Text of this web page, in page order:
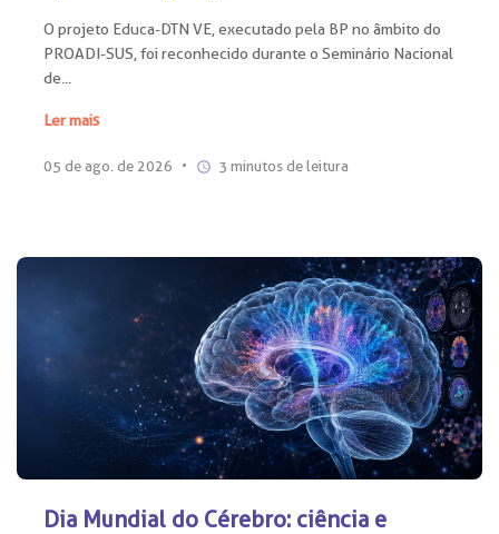
O projeto Educa-DTN VE, executado pela BP no âmbito do
PROADI-SUS, foi reconhecido durante o Seminário Nacional
de...
Ler mais
05 de ago. de 2026 • 3 minutos de leitura
Dia Mundial do Cérebro: ciência e